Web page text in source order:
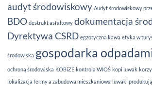
audyt środowiskowy Audyt środowiskowy
BDO destrukt asfaltowy dokumentacja
Dyrektywa CSRD egzotyczna kawa etyka w
środowiska gospodarka
ochroną środowiska KOBiZE kontrola WIOŚ kopi luwak
lokalizacja fermy a zabudowa mieszkaniowa luwaki